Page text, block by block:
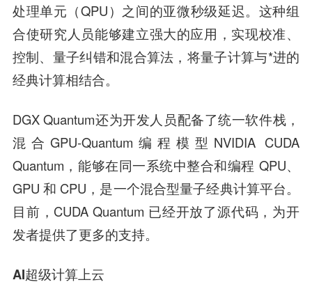
处理单元（QPU）之间的亚微秒级延迟。这种组
合使研究人员能够建立强大的应用，实现校准、
控制、量子纠错和混合算法，将量子计算与*进的
经典计算相结合。
DGX Quantum还为开发人员配备了统一软件栈，
混合GPU-Quantum编程模型NVIDIA CUDA
Quantum，能够在同一系统中整合和编程 QPU、
GPU 和 CPU，是一个混合型量子经典计算平台。
目前，CUDA Quantum 已经开放了源代码，为开
发者提供了更多的支持。
AI超级计算上云